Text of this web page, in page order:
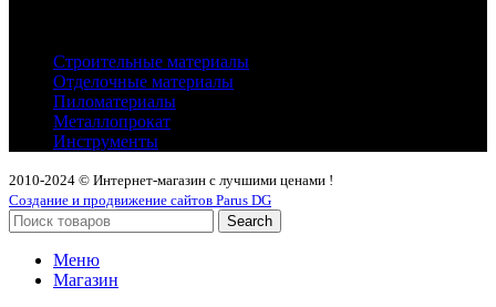
Строительные материалы
Отделочные материалы
Пиломатериалы
Металлопрокат
Инструменты
2010-2024 © Интернет-магазин с лучшими ценами !
Создание и продвижение сайтов Parus DG
Search
Меню
Магазин